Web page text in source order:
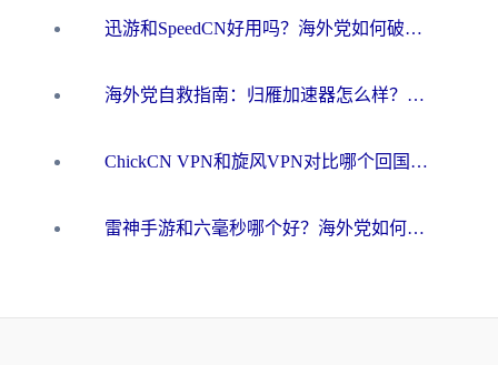
迅游和SpeedCN好用吗？海外党如何破解那道看不见的墙
海外党自救指南：归雁加速器怎么样？教你避开坑实现国内资源无缝访问
ChickCN VPN和旋风VPN对比哪个回国效果更好？海外用户的选择困境与出路
雷神手游和六毫秒哪个好？海外党如何真正解锁国内资源